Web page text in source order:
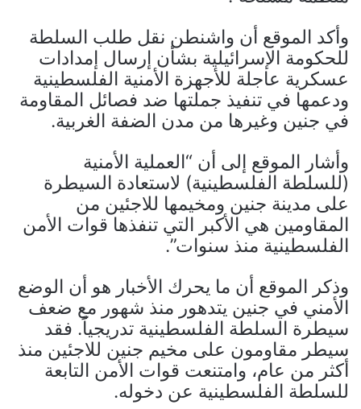
وأكد الموقع أن واشنطن نقل طلب السلطة
للحكومة الإسرائيلية بشأن إرسال إمدادات
عسكرية عاجلة للأجهزة الأمنية الفلسطينية
ودعمها في تنفيذ جملتها ضد فصائل المقاومة
في جنين وغيرها من مدن الضفة الغربية.
وأشار الموقع إلى أن “العملية الأمنية
(للسلطة الفلسطينية) لاستعادة السيطرة
على مدينة جنين ومخيمها للاجئين من
المقاومين هي الأكبر التي تنفذها قوات الأمن
الفلسطينية منذ سنوات”.
وذكر الموقع أن ما يحرك الأخبار هو أن الوضع
الأمني في جنين يتدهور منذ شهور مع ضعف
سيطرة السلطة الفلسطينية تدريجياً. فقد
سيطر مقاومون على مخيم جنين للاجئين منذ
أكثر من عام، وامتنعت قوات الأمن التابعة
للسلطة الفلسطينية عن دخوله.